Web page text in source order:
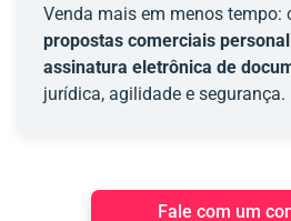
Venda mais em menos tempo:
propostas comerciais
assinatura eletrônica de
jurídica, agilidade e segurança.
Fale com um